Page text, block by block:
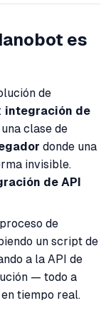
es
de
integración de
clase de
donde una
invisible.
de API
de
un script de
a la API de
— todo a
tiempo real.